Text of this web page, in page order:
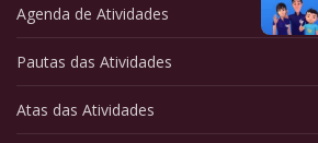
Agenda de Atividades
Pautas das Atividades
Atas das Atividades